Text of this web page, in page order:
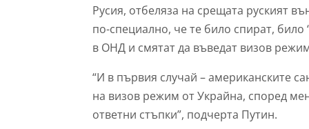
Русия, отбеляза на срещата руският
по-специално, че те било спират, било
в ОНД и смятат да въведат визов
“И в първия случай – американските
на визов режим от Украйна, според
ответни стъпки”, подчерта Путин.